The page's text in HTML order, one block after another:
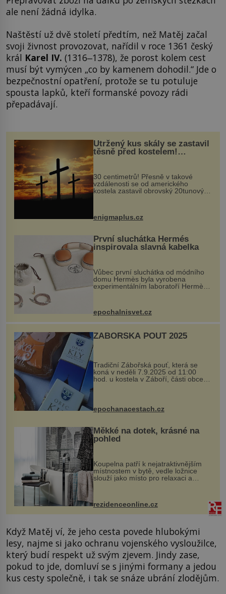
ale není žádná idylka.
Naštěstí už dvě století předtím, než Matěj začal
svoji živnost provozovat, nařídil v roce 1361 český
král Karel IV. (1316‒1378), že porost kolem cest
musí být vymýcen „co by kamenem dohodil.“ Jde o
bezpečnostní opatření, protože se tu potuluje
spousta lapků, kteří formanské povozy rádi
přepadávají.
Utržený kus skály se zastavil
těsně před kostelem!
Ochránila ho boží síla?
30 centimetrů! Přesně v takové
vzdálenosti se od amerického
kostela zastavil obrovský 20tunový
...
enigmaplus.cz
První sluchátka Hermés
inspirovala slavná kabelka
Vůbec první sluchátka od módního
domu Hermès byla vyrobena
experimentálním laboratoří Hermès
kovový...
epochalnisvet.cz
ZÁBOŘSKÁ POUŤ 2025
Tradiční Zábořská pouť, která se
koná v neděli 7.9.2025 od 11:00
hod. u kostela v Záboří, části obce
Kly u Mělníka. V programu naleznete
komentovanou prohlídku kostela,
epochanacestach.cz
Měkké na dotek, krásné na
pohled
Koupelna patří k nejatraktivnějším
místnostem v bytě, vedle ložnice
slouží jako místo pro relaxaci a
odpočinek. Koupelnový textil –
ručníky, osušky a koberečky –
mohou jako mávnutím kouzelného
proutku...
rezidenceonline.cz
Když Matěj ví, že jeho cesta povede hlubokými
lesy, najme si jako ochranu vojenského vysloužilce,
který budí respekt už svým zjevem. Jindy zase,
pokud to jde, domluví se s jinými formany a jedou
kus cesty společně, i tak se snáze ubrání zlodějům.